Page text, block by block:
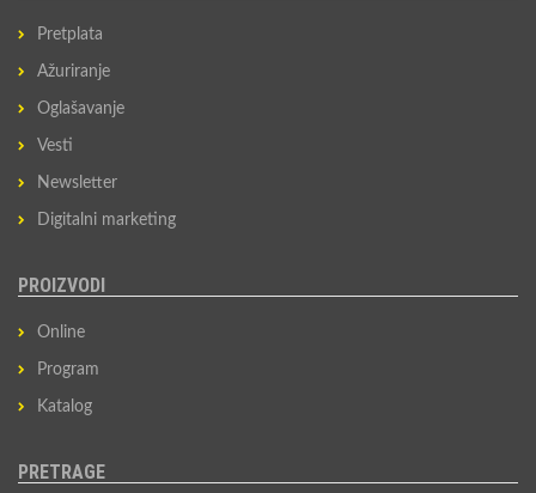
Pretplata
Ažuriranje
Oglašavanje
Vesti
Newsletter
Digitalni marketing
PROIZVODI
Online
Program
Katalog
PRETRAGE